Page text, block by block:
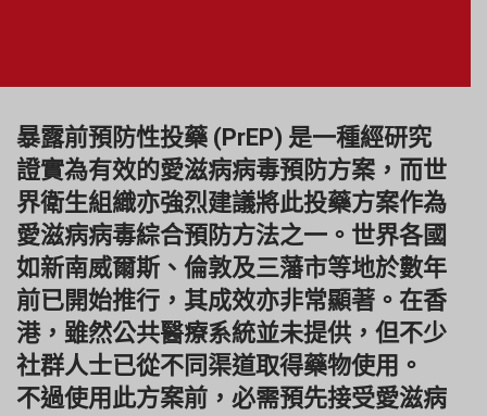
暴露前預防性投藥 (PrEP) 是一種經研究
證實為有效的愛滋病病毒預防方案，而世
界衛生組織亦強烈建議將此投藥方案作為
愛滋病病毒綜合預防方法之一。世界各國
如新南威爾斯、倫敦及三藩市等地於數年
前已開始推行，其成效亦非常顯著。在香
港，雖然公共醫療系統並未提供，但不少
社群人士已從不同渠道取得藥物使用。
不過使用此方案前，必需預先接受愛滋病